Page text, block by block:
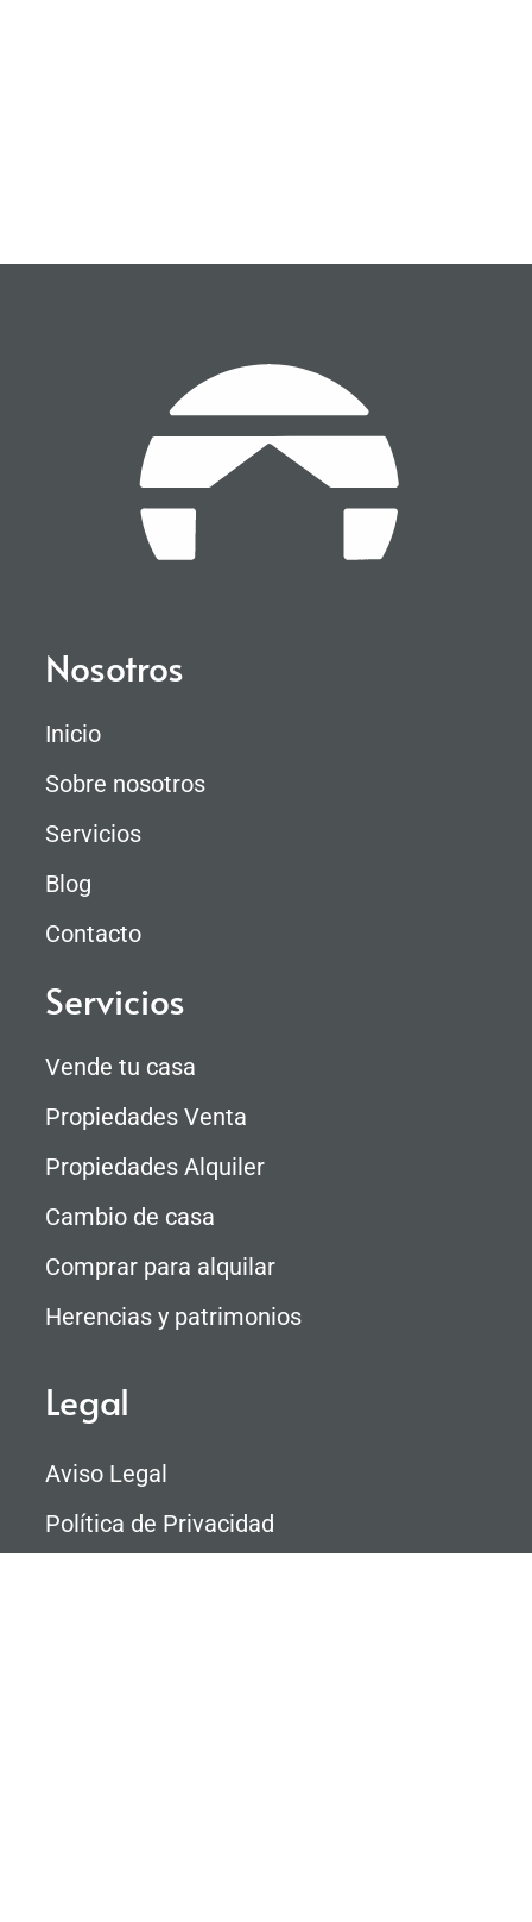
Nosotros
Inicio
Sobre nosotros
Servicios
Blog
Contacto
Servicios
Vende tu casa
Propiedades Venta
Propiedades Alquiler
Cambio de casa
Comprar para alquilar
Herencias y patrimonios
Legal
Aviso Legal
Política de Privacidad